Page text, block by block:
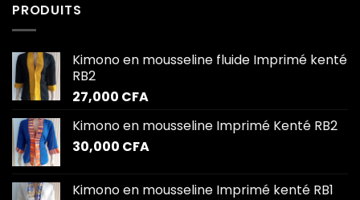
PRODUITS
Kimono en mousseline fluide Imprimé kenté
RB2
27,000 CFA
Kimono en mousseline Imprimé Kenté RB2
30,000 CFA
Kimono en mousseline Imprimé kenté RB1